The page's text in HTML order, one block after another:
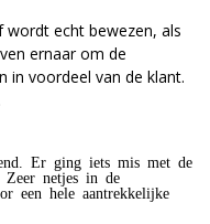
wordt echt bewezen, als
ernaar om de
in voordeel van de klant.
Er ging iets mis met de
Zeer netjes in de
een hele aantrekkelijke